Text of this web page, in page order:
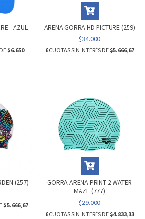
- AZUL
$6.650
ARENA GORRA HD PICTURE (259)
$34.000
6CUOTAS SIN INTERÉS DE $5.666,67
(257)
$5.666,67
GORRA ARENA PRINT 2 WATER
MAZE (777)
$29.000
6CUOTAS SIN INTERÉS DE $4.833,33